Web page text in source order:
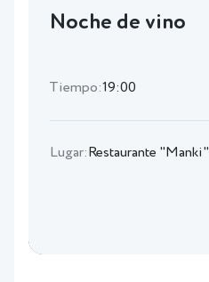
Noche de vino
Tiempo:19:00
Lugar:Restaurante "Manki"